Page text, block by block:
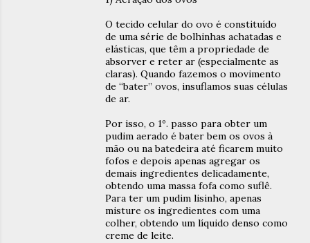
O tecido celular do ovo é constituído
de uma série de bolhinhas achatadas e
elásticas, que têm a propriedade de
absorver e reter ar (especialmente as
claras). Quando fazemos o movimento
de “bater” ovos, insuflamos suas células
de ar.
Por isso, o 1º. passo para obter um
pudim aerado é bater bem os ovos à
mão ou na batedeira até ficarem muito
fofos e depois apenas agregar os
demais ingredientes delicadamente,
obtendo uma massa fofa como suflê.
Para ter um pudim lisinho, apenas
misture os ingredientes com uma
colher, obtendo um líquido denso como
creme de leite.